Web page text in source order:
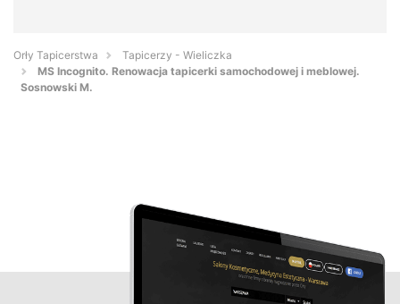
Orły Tapicerstwa
Tapicerzy - Wieliczka
MS Incognito. Renowacja tapicerki samochodowej i meblowej.
Sosnowski M.